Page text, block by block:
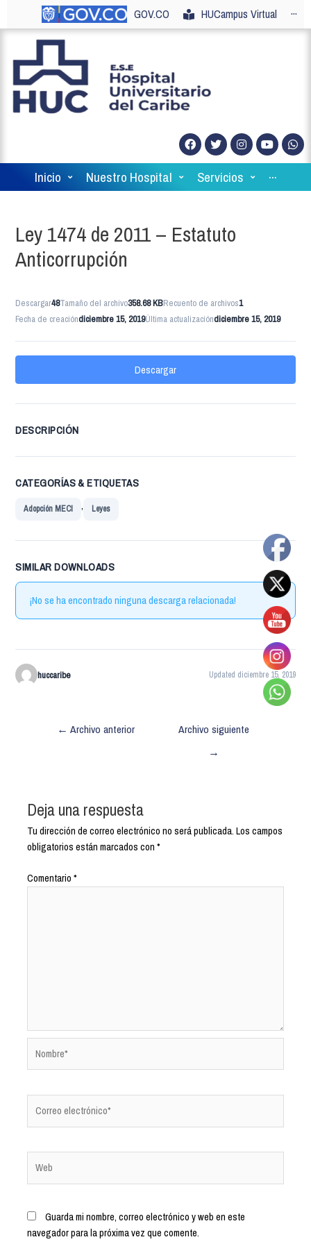
GOV.CO HUCampus Virtual ···
Inicio Nuestro Hospital Servicios ···
Ley 1474 de 2011 – Estatuto
Anticorrupción
Descargar48Tamaño del archivo358.68 KBRecuento de archivos1
Fecha de creacióndiciembre 15, 2019Última actualizacióndiciembre 15, 2019
Descargar
DESCRIPCIÓN
CATEGORÍAS & ETIQUETAS
Adopción MECI , Leyes
SIMILAR DOWNLOADS
¡No se ha encontrado ninguna descarga relacionada!
huccaribe Updated diciembre 15, 2019
← Archivo anterior
Archivo siguiente
→
Deja una respuesta
Tu dirección de correo electrónico no será publicada. Los campos
obligatorios están marcados con*
Comentario*
Guarda mi nombre, correo electrónico y web en este
navegador para la próxima vez que comente.